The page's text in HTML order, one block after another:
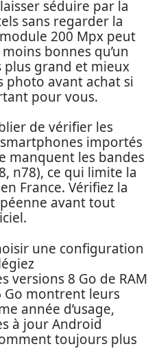
séduire par la
sans regarder la
200 Mpx peut
bonnes qu’un
plus grand et mieux
photo avant achat si
pour vous.
de vérifier les
importés
manquent les bandes
n78), ce qui limite la
France. Vérifiez la
avant tout
une configuration
versions 8 Go de RAM
Go montrent leurs
année d’usage,
à jour Android
toujours plus